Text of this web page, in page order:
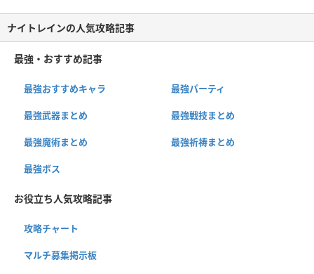
ナイトレインの人気攻略記事
最強・おすすめ記事
最強おすすめキャラ 最強パーティ
最強武器まとめ 最強戦技まとめ
最強魔術まとめ 最強祈祷まとめ
最強ボス
お役立ち人気攻略記事
攻略チャート
マルチ募集掲示板